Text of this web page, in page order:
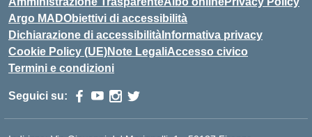
Argo MADObiettivi di accessibilità
Dichiarazione di accessibilità Informativa privacy
Cookie Policy (UE)Note LegaliAccesso civico
Termini e condizioni
Seguici su: